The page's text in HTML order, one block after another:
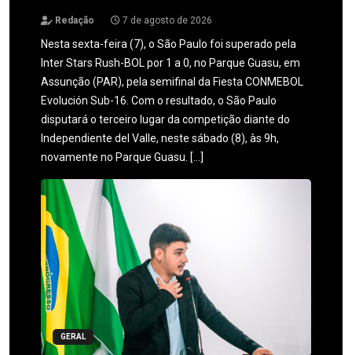
Redação 7 de agosto de 2026
Nesta sexta-feira (7), o São Paulo foi superado pela
Inter Stars Rush-BOL por 1 a 0, no Parque Guasu, em
Assunção (PAR), pela semifinal da Fiesta CONMEBOL
Evolución Sub-16. Com o resultado, o São Paulo
disputará o terceiro lugar da competição diante do
Independiente del Valle, neste sábado (8), às 9h,
novamente no Parque Guasu. […]
GERAL